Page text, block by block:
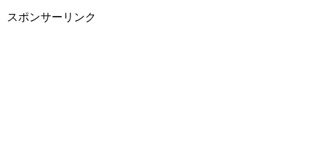
スポンサーリンク